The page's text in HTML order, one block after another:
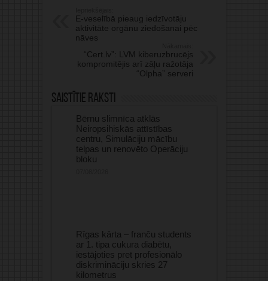
E-veselībā pieaug iedzīvotāju
aktivitāte orgānu ziedošanai pēc
nāves
“Cert.lv”: LVM kiberuzbrucējs
kompromitējis arī zāļu ražotāja
“Olpha” serveri
Saistītie raksti
Bērnu slimnīca atklās
Neiropsihiskās attīstības
centru, Simulāciju mācību
telpas un renovēto Operāciju
bloku
Rīgas kārta – franču students
ar 1. tipa cukura diabētu,
iestājoties pret profesionālo
diskrimināciju skries 27
kilometrus